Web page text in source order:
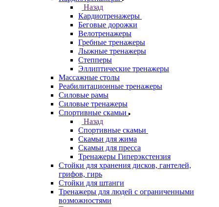
Назад
Кардиотренажеры
Беговые дорожки
Велотренажеры
Гребные тренажеры
Лыжные тренажеры
Степперы
Эллиптические тренажеры
Массажные столы
Реабилитационные тренажеры
Силовые рамы
Силовые тренажеры
Спортивные скамьи
Назад
Спортивные скамьи
Скамьи для жима
Скамьи для пресса
Тренажеры Гиперэкстензия
Стойки для хранения дисков, гантелей,
грифов, гирь
Стойки для штанги
Тренажеры для людей с ограниченными
возможностями